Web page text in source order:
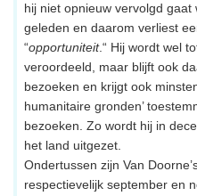
hij niet opnieuw vervolgd
geleden en daarom verliest
“opportuniteit.“ Hij wordt wel
veroordeeld, maar blijft ook
bezoeken en krijgt ook
humanitaire gronden’
bezoeken. Zo wordt hij in
het land uitgezet.
Ondertussen zijn Van
respectievelijk september en